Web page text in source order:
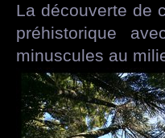
La découverte de
préhistorique
minuscules au